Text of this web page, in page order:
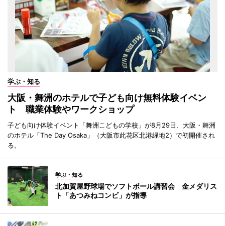
学ぶ・知る
大阪・舞洲のホテルで子ども向け無料体験イベン
ト 職業体験やワークショップ
子ども向け体験イベント「舞洲こどもの学校」が8月29日、大阪・舞洲
のホテル「The Day Osaka」（大阪市此花区北港緑地2）で初開催され
る。
学ぶ・知る
北加賀屋野球場でソフトボール講習会 金メダリス
ト「あつみねコンビ」が指導